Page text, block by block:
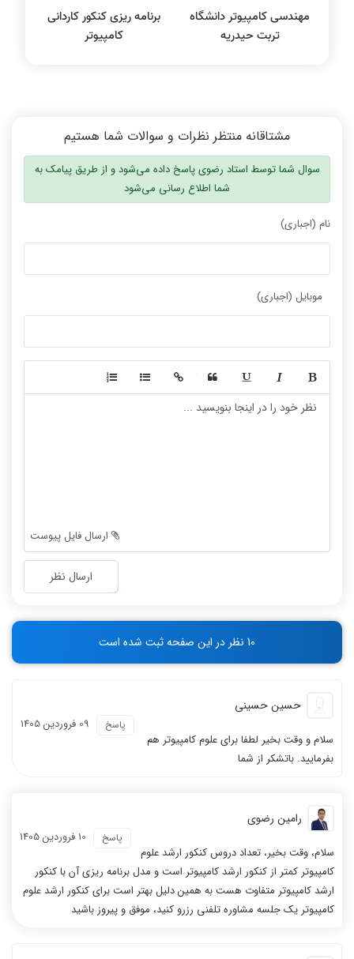
مهندسی کامپیوتر دانشگاه
تربت حیدریه
برنامه ریزی کنکور کاردانی
کامپیوتر
مشتاقانه منتظر نظرات و سوالات شما هستیم
سوال شما توسط استاد رضوی پاسخ داده می‌شود و از طریق پیامک به
شما اطلاع رسانی می‌شود
نام (اجباری)
موبایل (اجباری)
-
-
-
-
-
-
ارسال نظر
10 نظر در این صفحه ثبت شده است
حسین حسینی
09 فروردين 1405 پاسخ
سلام و وقت بخیر لطفا برای علوم کامپیوتر هم
بفرمایید. باتشکر از شما
رامین رضوی
10 فروردين 1405 پاسخ
سلام، وقت بخیر، تعداد دروس کنکور ارشد علوم
کامپیوتر کمتر از کنکور ارشد کامپیوتر است و مدل برنامه ریزی آن با کنکور
ارشد کامپیوتر متفاوت هست به همین دلیل بهتر است برای کنکور ارشد علوم
کامپیوتر یک جلسه مشاوره تلفنی رزرو کنید، موفق و پیروز باشید